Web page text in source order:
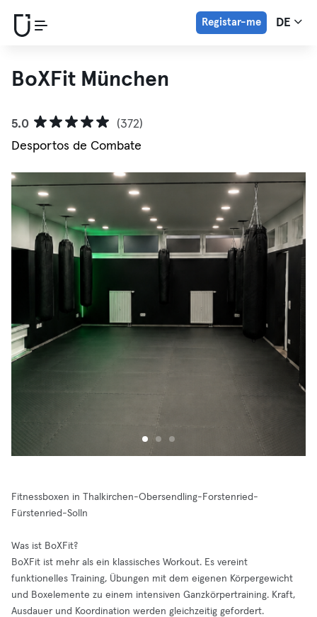
Registar-me DE
BoXFit München
5.0
(372)
Desportos de Combate
Fitnessboxen in Thalkirchen-Obersendling-Forstenried-
Fürstenried-Solln
Was ist BoXFit?
BoXFit ist mehr als ein klassisches Workout. Es vereint
funktionelles Training, Übungen mit dem eigenen Körpergewicht
und Boxelemente zu einem intensiven Ganzkörpertraining. Kraft,
Ausdauer und Koordination werden gleichzeitig gefordert.